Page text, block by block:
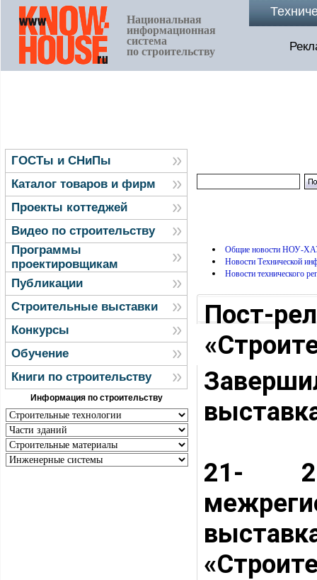
Национальная
информационная
система
по строительству
ГОСТы и СНиПы
Каталог товаров и фирм
Проекты коттеджей
Видео по строительству
Программы
проектировщикам
Публикации
Строительные выставки
Конкурсы
Обучение
Книги по строительству
Информация по строительству
Общие новости НОУ-
Новости Технической
Новости технического
Пост-
21-